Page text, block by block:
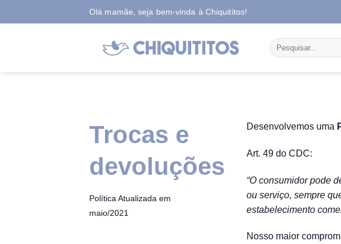
to
Olá mamãe, seja bem-vinda à Chiquititos!
Pesquisar
por:
Trocas e
devoluções
Política Atualizada em
maio/2021
Desenvolvemos uma
Art. 49 do CDC:
“O consumidor pode
ou serviço, sempre
estabelecimento
Nosso maior